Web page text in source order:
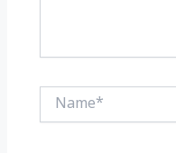
Name*